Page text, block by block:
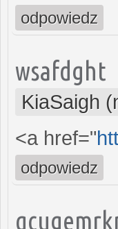
odpowiedz
wsafdght
KiaSaigh
<a href="
odpowiedz